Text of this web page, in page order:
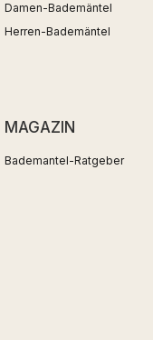
Damen-Bademäntel
Herren-Bademäntel
MAGAZIN
Bademantel-Ratgeber